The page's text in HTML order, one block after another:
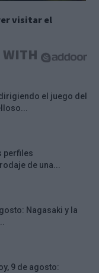
visitar el
WITH
el juego del
perfiles
de una...
Nagasaki y la
9 de agosto: